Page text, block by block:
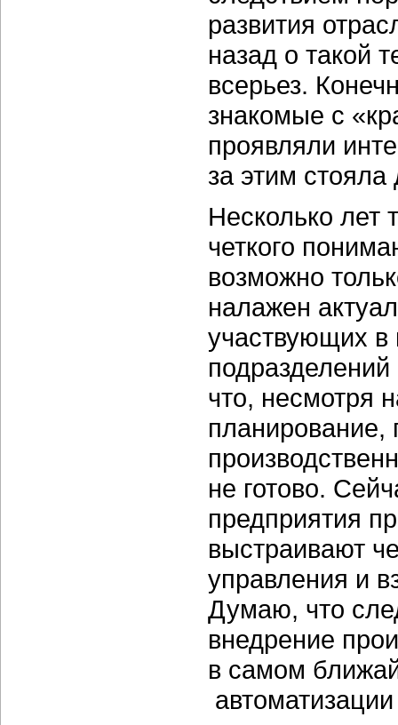
развития
назад о такой
всерьез.
знакомые с
проявляли
за этим
Несколько
четкого
возможно
налажен
участвующих в
что, несмотря
планирование,
не готово.
предприятия
выстраивают
управления и
Думаю, что
внедрение
в самом